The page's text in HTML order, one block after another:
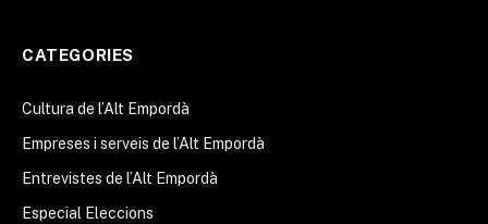
CATEGORIES
Cultura de l’Alt Empordà
Empreses i serveis de l’Alt Empordà
Entrevistes de l’Alt Empordà
Especial Eleccions